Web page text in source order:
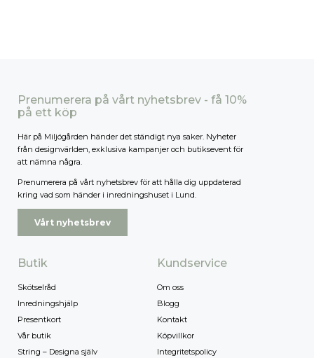
Prenumerera på vårt nyhetsbrev - få 10%
på ett köp
Här på Miljögården händer det ständigt nya saker. Nyheter
från designvärlden, exklusiva kampanjer och butiksevent för
att nämna några.
Prenumerera på vårt nyhetsbrev för att hålla dig uppdaterad
kring vad som händer i inredningshuset i Lund.
Vårt nyhetsbrev
Butik
Skötselråd
Inredningshjälp
Presentkort
Vår butik
String – Designa själv
Kundservice
Om oss
Blogg
Kontakt
Köpvillkor
Integritetspolicy